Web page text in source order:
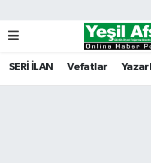
SERİ İLAN Vefatlar
Kahramanmaraş